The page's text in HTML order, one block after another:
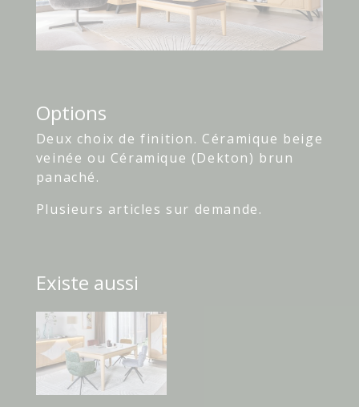
Options
Deux choix de finition. Céramique beige
veinée ou Céramique (Dekton) brun
panaché.
Plusieurs articles sur demande.
Existe aussi